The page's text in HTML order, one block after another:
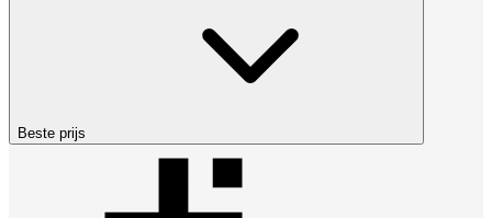
Beste prijs